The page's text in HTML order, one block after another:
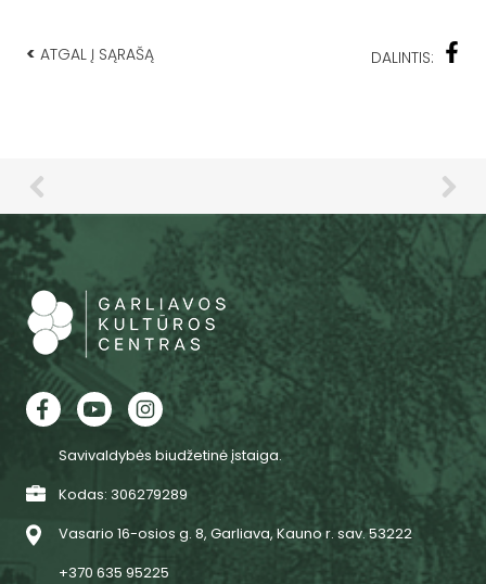
< ATGAL Į SĄRAŠĄ DALINTIS:
Savivaldybės biudžetinė įstaiga.
Kodas: 306279289
Vasario 16-osios g. 8, Garliava, Kauno r. sav. 53222
+370 635 95225